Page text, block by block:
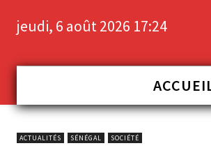
jeudi, 6 août 2026 17:24
ACTUALITÉS SÉNÉGAL SOCIÉTÉ